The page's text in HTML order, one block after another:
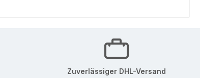
Zuverlässiger DHL-Versand